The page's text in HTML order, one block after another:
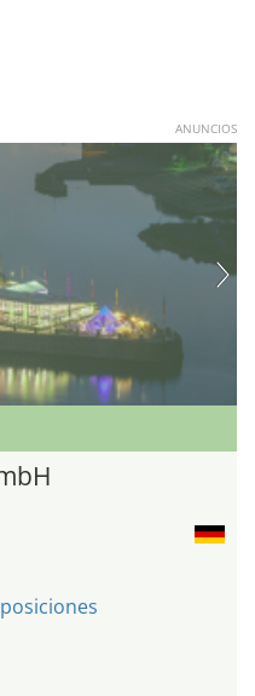
ANUNCIOS